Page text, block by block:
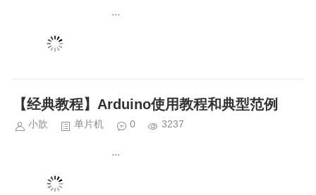
...
【经典教程】Arduino使用教程和典型范例
小歆 单片机 0 3237
...